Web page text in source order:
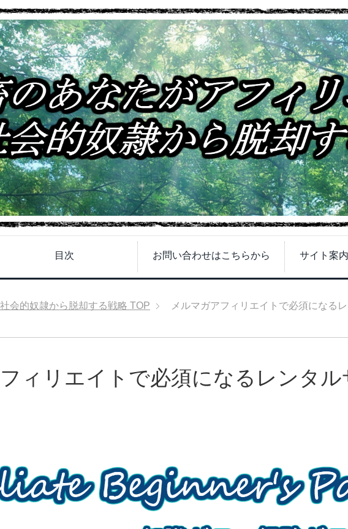
目次 お問い合わせはこちらから サイト案
会的奴隷から脱却する戦略 TOP メルマガアフィリエイトで必須になる
ィリエイトで必須になるレンタ